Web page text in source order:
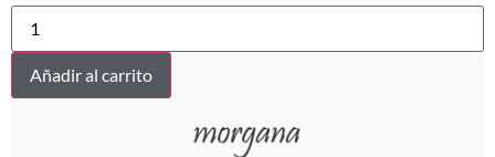
CHARM
BICI
PEREGRINO
AG
cantidad
Añadir al carrito